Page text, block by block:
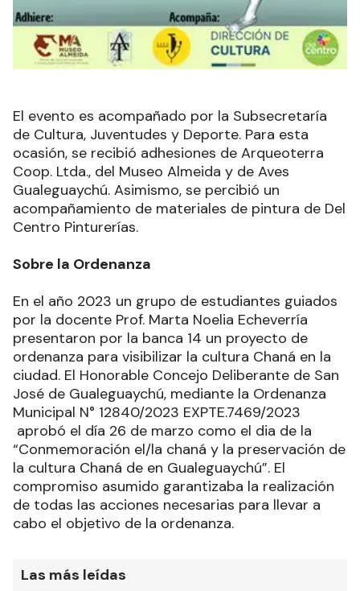
El evento es acompañado por la Subsecretaría
de Cultura, Juventudes y Deporte. Para esta
ocasión, se recibió adhesiones de Arqueoterra
Coop. Ltda., del Museo Almeida y de Aves
Gualeguaychú. Asimismo, se percibió un
acompañamiento de materiales de pintura de Del
Centro Pinturerías.
Sobre la Ordenanza
En el año 2023 un grupo de estudiantes guiados
por la docente Prof. Marta Noelia Echeverría
presentaron por la banca 14 un proyecto de
ordenanza para visibilizar la cultura Chaná en la
ciudad. El Honorable Concejo Deliberante de San
José de Gualeguaychú, mediante la Ordenanza
Municipal N° 12840/2023 EXPTE.7469/2023
aprobó el día 26 de marzo como el dia de la
“Conmemoración el/la chaná y la preservación de
la cultura Chaná de en Gualeguaychú”. El
compromiso asumido garantizaba la realización
de todas las acciones necesarias para llevar a
cabo el objetivo de la ordenanza.
Las más leídas